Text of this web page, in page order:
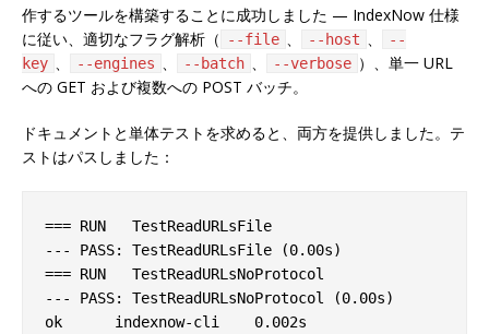
作するツールを構築することに成功しました — IndexNow 仕様
に従い、適切なフラグ解析（
--file --host
--
key
--engines --batch --verbose ）、単一 URL
への GET および複数への POST バッチ。
ドキュメントと単体テストを求めると、両方を提供しました。テ
ストはパスしました：
=== RUN   TestReadURLsFile
--- PASS: TestReadURLsFile (0.00s)
=== RUN   TestReadURLsNoProtocol
--- PASS: TestReadURLsNoProtocol (0.00s)